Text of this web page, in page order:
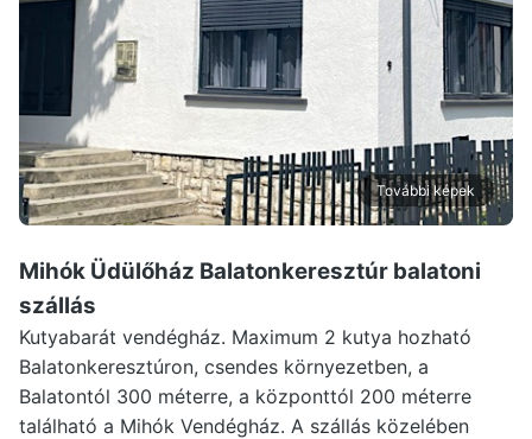
További képek
Mihók Üdülőház Balatonkeresztúr balatoni
szállás
Kutyabarát vendégház. Maximum 2 kutya hozható
Balatonkeresztúron, csendes környezetben, a
Balatontól 300 méterre, a központtól 200 méterre
található a Mihók Vendégház. A szállás közelében